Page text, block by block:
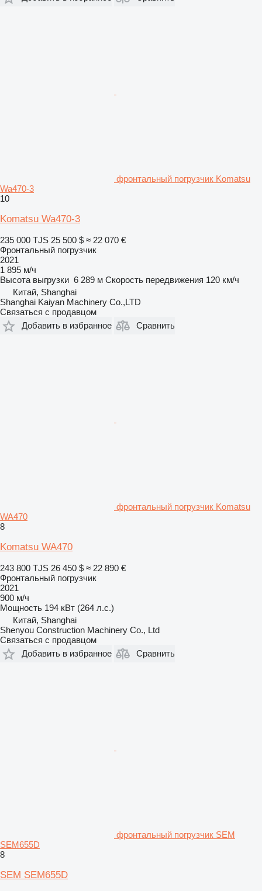
фронтальный погрузчик Komatsu
Wa470-3
10
Komatsu Wa470-3
235 000 TJS 25 500 $ ≈ 22 070 €
Фронтальный погрузчик
2021
1 895 м/ч
Высота выгрузки 6 289 м Скорость передвижения 120 км/ч
Китай, Shanghai
Shanghai Kaiyan Machinery Co.,LTD
Связаться с продавцом
Добавить в избранное
Сравнить
фронтальный погрузчик Komatsu
WA470
8
Komatsu WA470
243 800 TJS 26 450 $ ≈ 22 890 €
Фронтальный погрузчик
2021
900 м/ч
Мощность 194 кВт (264 л.с.)
Китай, Shanghai
Shenyou Construction Machinery Co., Ltd
Связаться с продавцом
Добавить в избранное
Сравнить
фронтальный погрузчик SEM
SEM655D
8
SEM SEM655D